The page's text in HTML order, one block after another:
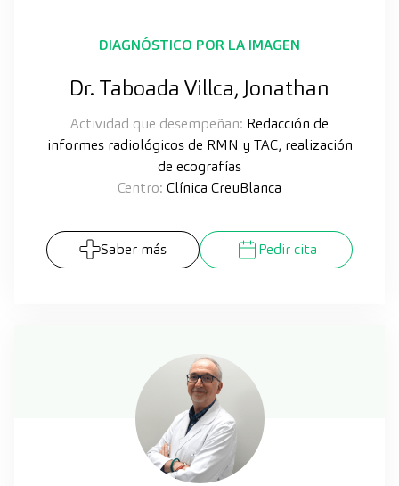
DIAGNÓSTICO POR LA IMAGEN
Dr. Taboada Villca, Jonathan
Actividad que desempeñan: Redacción de
informes radiológicos de RMN y TAC, realización
de ecografías
Centro: Clínica CreuBlanca
Saber más Pedir cita